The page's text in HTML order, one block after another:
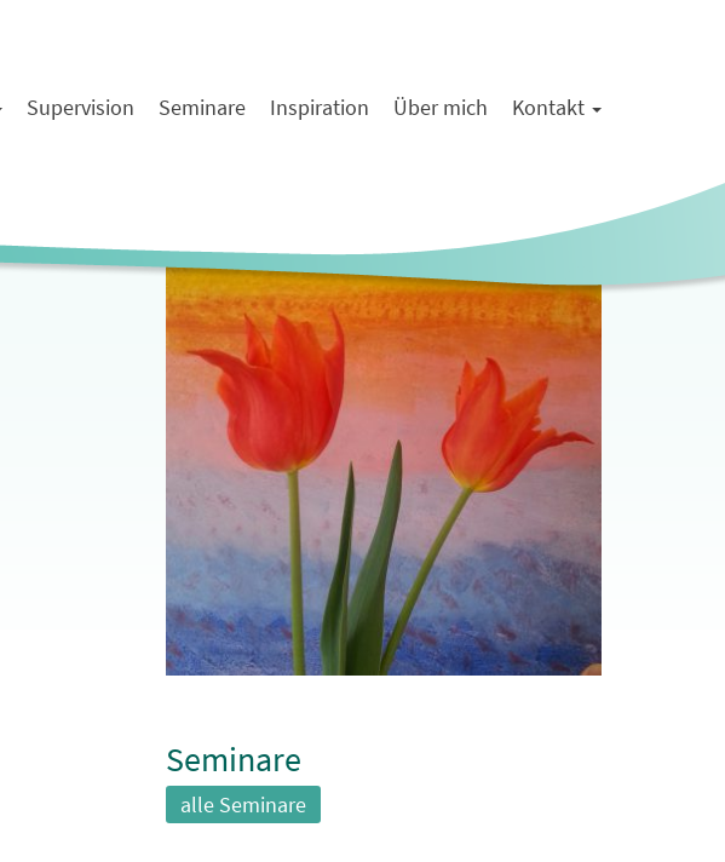
Supervision Seminare Inspiration Über mich Kontakt
Seminare
alle Seminare